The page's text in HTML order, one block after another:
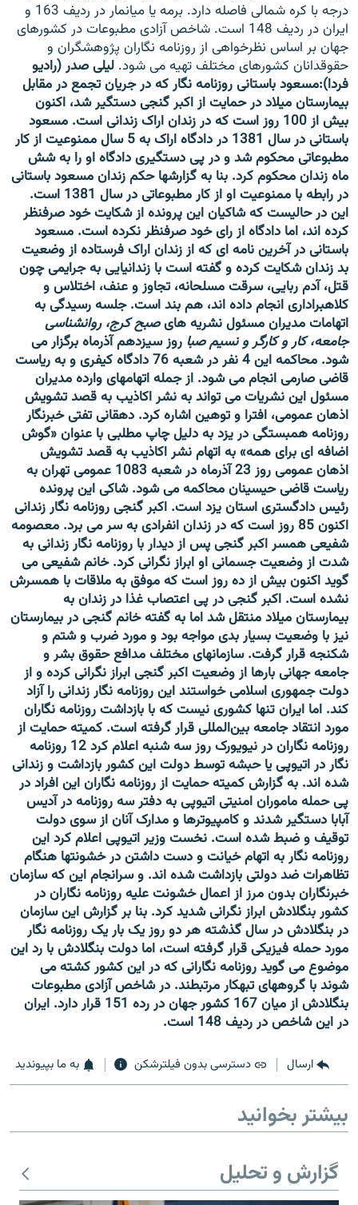
درجه با کره شمالی فاصله دارد. برمه یا میانمار در ردیف 163 و
ایران در ردیف 148 است. شاخص آزادی مطبوعات در کشورهای
جهان بر اساس نظرخواهی از روزنامه نگاران پژوهشگران و
حقوقدانان کشورهای مختلف تهیه می شود. لیلی صدر (رادیو
فردا):مسعود باستانیروزنامه نگار که در جریان تجمع در مقابل
بیمارستان میلاد در حمایت ازاکبر گنجیدستگیر شد، اکنون
بیش از 100 روز است که در زندان اراک زندانی است. مسعود
باستانی در سال 1381 در دادگاه اراک به 5 سال ممنوعیت از کار
مطبوعاتی محکوم شد و در پی دستگیری دادگاه او را به شش
ماه زندان محکوم کرد. بنا به گزارشها حکم زندان مسعود باستانی
در رابطه با ممنوعیت او از کار مطبوعاتی در سال 1381 است.
این در حالیست که شاکیان این پرونده از شکایت خود صرفنظر
کرده اند، اما دادگاه از رای خود صرفنظر نکرده است. مسعود
باستانی در آخرین نامه ای که از زندان اراک فرستاده از وضعیت
بد زندان شکایت کرده و گفته است با زندانیایی به جرایمی چون
قتل، آدم ربایی، سرقت مسلحانه، تجاوز و عنف، اختلاس و
کلاهبراداری انجام داده اند، هم بند است. جلسه رسیدگی به
اتهامات مدیران مسئول نشریه هایصبح کرج، روانشناسی
جامعه، کار و کارگر و نسیم صبا روز سیزدهم آذرماه برگزار می
شود. محاکمه این 4 نفر در شعبه 76 دادگاه کیفری و به ریاست
قاضی صارمی انجام می شود. از جمله اتهامهای وارده مدیران
مسئول این نشریات می تواند به نشر اکاذیب به قصد تشویش
اذهان عمومی، افترا و توهین اشاره کرد. دهقانی تفتیخبرنگار
روزنامه همبستگی در یزد به دلیل چاپ مطلبی با عنوان «گوش
اضافه ای برای همه» به اتهام نشر اکاذیب به قصد تشویش
اذهان عمومی روز 23 آذرماه در شعبه 1083 عمومی تهران به
ریاست قاضی حیسینان محاکمه می شود. شاکی این پرونده
رئیس دادگستری استان یزد است. اکبر گنجی روزنامه نگار زندانی
اکنون 85 روز است که در زندان انفرادی به سر می برد.
معصومه
شفیعیهمسر اکبر گنجی پس از دیدار با روزنامه نگار زندانی به
شدت از وضعیت جسمانی او ابراز نگرانی کرد. خانم شفیعی می
گوید اکنون بیش از ده روز است که موفق به ملاقات با همسرش
نشده است. اکبر گنجی در پی اعتصاب غذا در زندان به
بیمارستان میلاد منتقل شد اما به گفته خانم گنجی در بیمارستان
نیز با وضعیت بسیار بدی مواجه بود و مورد ضرب و شتم و
شکنجه قرار گرفت. سازمانهای مختلف مدافع حقوق بشر و
جامعه جهانی بارها از وضعیت اکبر گنجی ابراز نگرانی کرده و از
دولت جمهوری اسلامی خواستند این روزنامه نگار زندانی را آزاد
کند. اما ایران تنها کشوری نیست که با بازداشت روزنامه نگاران
مورد انتقاد جامعه بین‌المللی قرار گرفته است. کمیته حمایت از
روزنامه نگاران در نیویورک روز سه شنبه اعلام کرد 12 روزنامه
نگار در اتیوپی یا حبشه توسط دولت این کشور بازداشت و زندانی
شده اند. به گزارش کمیته حمایت از روزنامه نگاران این افراد در
پی حمله ماموران امنیتی اتیوپی به دفتر سه روزنامه در آدیس
آبابا دستگیر شدند و کامپیوترها و مدارک آنان از سوی دولت
توقیف و ضبط شده است. نخست وزیر اتیوپی اعلام کرد این
روزنامه نگار به اتهام خیانت و دست داشتن در خشونتها هنگام
تظاهرات ضد دولتی بازداشت شده اند. و سرانجام این که سازمان
خبرنگاران بدون مرز از اعمال خشونت علیه روزنامه نگاران در
کشور بنگلادش ابراز نگرانی شدید کرد. بنا بر گزارش این سازمان
در بنگلادش در سال گذشته هر دو روز یک بار یک روزنامه نگار
مورد حمله فیزیکی قرار گرفته است، اما دولت بنگلادش با رد این
موضوع می گوید روزنامه نگارانی که در این کشور کشته می
شوند با گروههای تبهکار مرتبطند. در شاخص آزادی مطبوعات
بنگلادش از میان 167 کشور جهان در رده 151 قرار دارد. ایران
در این شاخص در ردیف 148 است.
ارسال دسترسی بدون فیلترشکن به ما بپیوندید
بیشتر بخوانید
گزارش و تحلیل